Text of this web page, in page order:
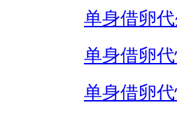
单身借卵代
单身借卵
单身借卵